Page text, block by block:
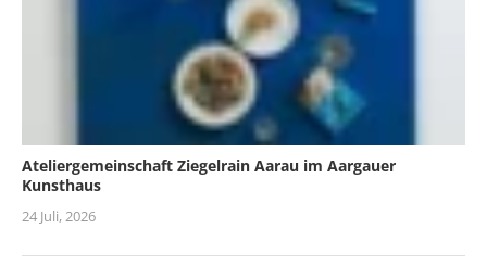
Ateliergemeinschaft Ziegelrain Aarau im Aargauer
Kunsthaus
24 Juli, 2026